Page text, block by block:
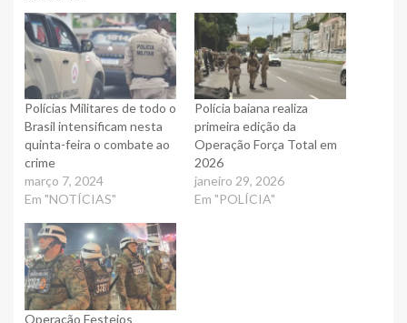
Polícias Militares de todo o
Brasil intensificam nesta
quinta-feira o combate ao
crime
março 7, 2024
Em "NOTÍCIAS"
Polícia baiana realiza
primeira edição da
Operação Força Total em
2026
janeiro 29, 2026
Em "POLÍCIA"
Operação Festejos